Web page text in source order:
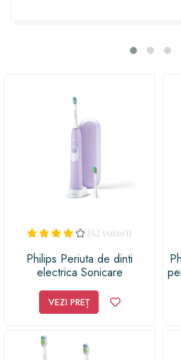
încurajează o igienă orală
neuitat cu această periuță
(42 voturi)
Philips Periuta de dinti
electrica Sonicare
miscari de periere/minut,
violet
VEZI PREȚ